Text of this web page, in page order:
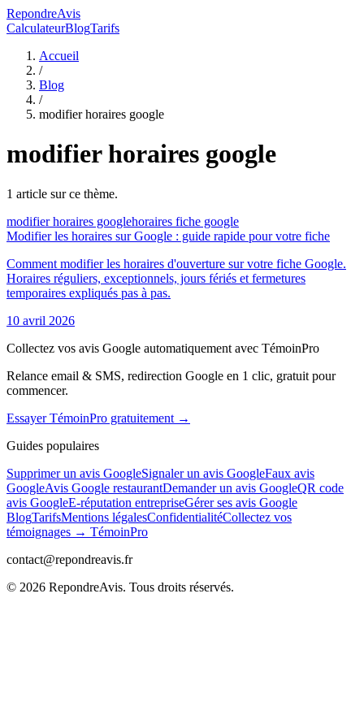
RepondreAvis
CalculateurBlogTarifs
Accueil
/
Blog
/
modifier horaires google
modifier horaires google
1 article sur ce thème.
modifier horaires googlehoraires fiche google
Modifier les horaires sur Google : guide rapide pour votre fiche
Comment modifier les horaires d'ouverture sur votre fiche Google.
Horaires réguliers, exceptionnels, jours fériés et fermetures
temporaires expliqués pas à pas.
10 avril 2026
Collectez vos avis Google automatiquement avec TémoinPro
Relance email & SMS, redirection Google en 1 clic, gratuit pour
commencer.
Essayer TémoinPro gratuitement →
Guides populaires
Supprimer un avis GoogleSignaler un avis GoogleFaux avis
GoogleAvis Google restaurantDemander un avis GoogleQR code
avis GoogleE-réputation entrepriseGérer ses avis Google
BlogTarifsMentions légalesConfidentialitéCollectez vos
témoignages → TémoinPro
contact@repondreavis.fr
© 2026 RepondreAvis. Tous droits réservés.